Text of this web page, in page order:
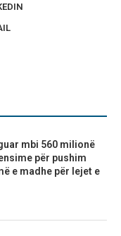
mbi 560 milionë
për pushim
e madhe për lejet e